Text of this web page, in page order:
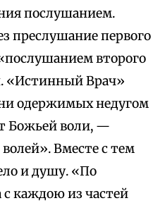
послушанием.
преслушание первого
второго
«Истинный Врач»
одержимых недугом
Божьей воли, —
Вместе с тем
и душу. «По
каждою из частей